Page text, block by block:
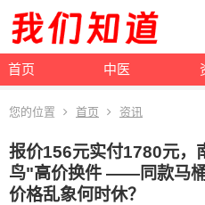
首页 中医
您的位置 首页 资讯
报价156元实付1780元，
鸟"高价换件 ——同款马
价格乱象何时休？